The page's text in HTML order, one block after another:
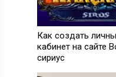
Как создать
кабинет на сайте
сириус